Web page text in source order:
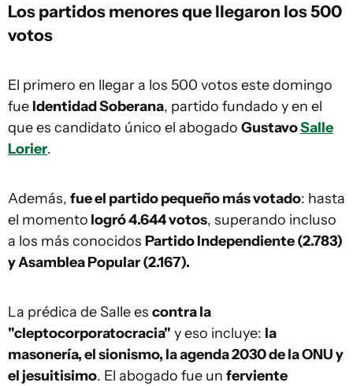
Los partidos menores que llegaron los 500
votos
El primero en llegar a los 500 votos este domingo
fue Identidad Soberana, partido fundado y en el
que es candidato único el abogado GustavoSalle
Lorier.
Además, fue el partido pequeño más votado: hasta
el momento logró 4.644 votos, superando incluso
a los más conocidos Partido Independiente (2.783)
y Asamblea Popular (2.167).
La prédica de Salle es contra la
"cleptocorporatocracia" y eso incluye: la
masonería, el sionismo, la agenda 2030 de la ONU y
el jesuitisimo. El abogado fue un ferviente